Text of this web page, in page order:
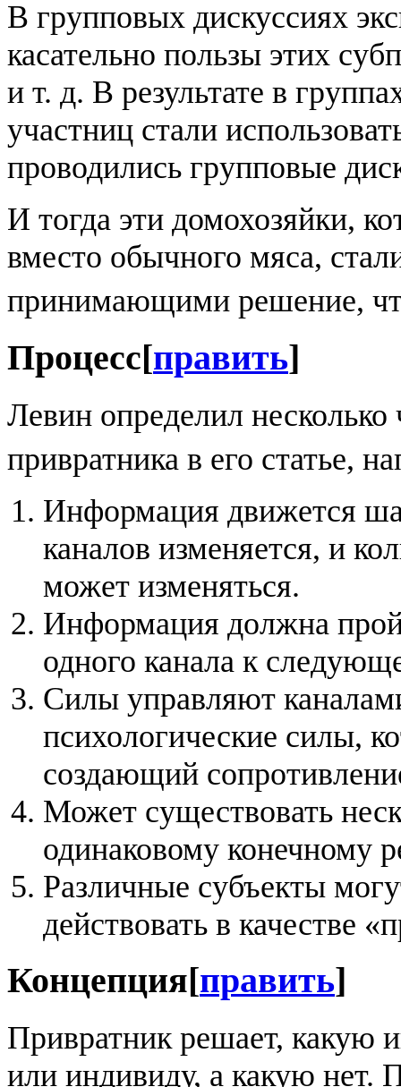
В групповых дискуссиях
касательно пользы этих
и т. д. В результате в
участниц стали
проводились групповые
И тогда эти домохозяйки,
вместо обычного мяса,
принимающими решение,
Процесс[править]
Левин определил
привратника в его статье,
Информация движется
каналов изменяется, и
может изменяться.
Информация должна
одного канала к
Силы управляют
психологические силы,
создающий
Может существовать
одинаковому конечному
Различные субъекты
действовать в качестве
Концепция [править]
Привратник решает, какую
или индивиду, а какую нет.